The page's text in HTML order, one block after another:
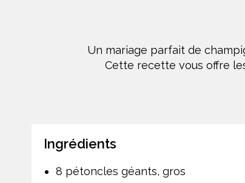
Un mariage parfait de
Cette recette vous offre
Ingrédients
8 pétoncles géants, gros